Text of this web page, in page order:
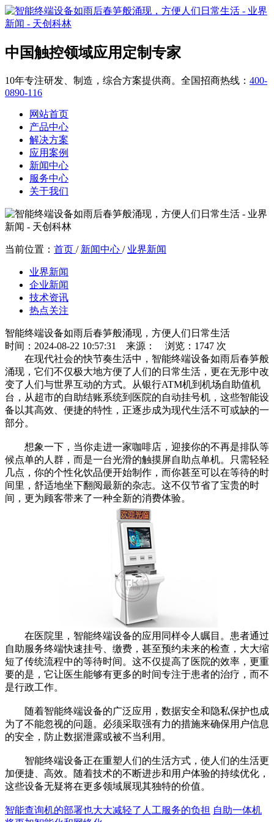
中国触控领域应用定制专家
10年专注研发、制造，综合方案提供商。全国招商热线： 400-
0890-116
网站首页
产品中心
解决方案
应用案例
新闻中心
服务中心
关于我们
当前位置： 首页 / 新闻中心 / 业界新闻
业界新闻
企业新闻
技术资讯
热点关注
智能终端设备如雨后春笋般涌现，方便人们日常生活
时间：2024-08-22 10:57:31
来源：
浏览：1747 次
在现代社会的快节奏生活中，智能终端设备如雨后春笋般
涌现，它们不仅极大地方便了人们的日常生活，更在无形中改
变了人们与世界互动的方式。从银行ATM机到机场自助值机
台，从超市的自助结账系统到医院的自动挂号机，这些智能设
备以其高效、便捷的特性，正逐步成为现代生活不可或缺的一
部分。
想象一下，当你走进一家咖啡店，迎接你的不再是排队等
候点单的人群，而是一台光滑的触摸屏自助点单机。只需轻轻
几点，你的个性化饮品便开始制作，而你甚至可以在等待的时
间里，舒适地坐下翻阅最新的杂志。这不仅节省了宝贵的时
间，更为顾客带来了一种全新的消费体验。
在医院里，智能终端设备的应用同样令人瞩目。患者通过
自助服务终端快速挂号、缴费，甚至预约未来的检查，大大缩
短了传统流程中的等待时间。这不仅提高了医院的效率，更重
要的是，它让医生能够有更多的时间专注于患者的治疗，而不
是行政工作。
随着智能终端设备的广泛应用，数据安全和隐私保护也成
为了不能忽视的问题。必须采取强有力的措施来确保用户信息
的安全，防止数据泄露或被不当利用。
智能终端设备正在重塑人们的生活方式，使人们的生活更
加便捷、高效。随着技术的不断进步和用户体验的持续优化，
这些设备无疑将在更多领域展现其独特的价值。
智能查询机的部署也大大减轻了人工服务的负担 自助一体机